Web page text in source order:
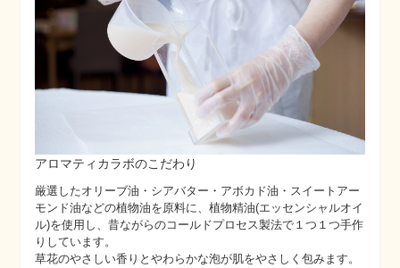
アロマティカラボのこだわり
厳選したオリーブ油・シアバター・アボカド油・スイートアー
モンド油などの植物油を原料に、植物精油(エッセンシャルオイ
ル)を使用し、昔ながらのコールドプロセス製法で１つ１つ手作
りしています。
草花のやさしい香りとやわらかな泡が肌をやさしく包みます。